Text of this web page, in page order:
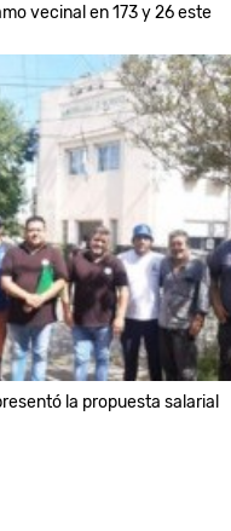
vecinal en 173 y 26 este
la propuesta salarial